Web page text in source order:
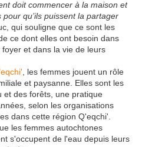
doit commencer à la maison et
qu’ils puissent la partager
qui souligne que ce sont les
ce dont elles ont besoin dans
et dans la vie de leurs
, les femmes jouent un rôle
et paysanne. Elles sont les
et des forêts, une pratique
selon les organisations
dans cette région Q'eqchi'.
les femmes autochtones
s'occupent de l'eau depuis leurs